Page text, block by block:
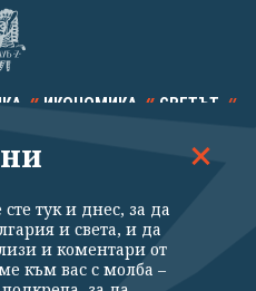
ИКОНОМИКА СВЕТЪТ
КАЛЕЙДОСКОП
тук и днес, за да
и света, и да
и коментари от
към вас с молба –